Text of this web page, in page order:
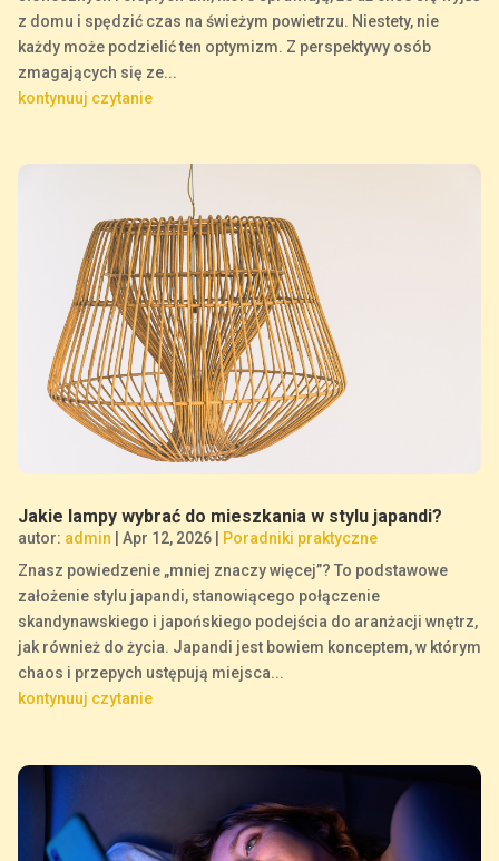
z domu i spędzić czas na świeżym powietrzu. Niestety, nie
każdy może podzielić ten optymizm. Z perspektywy osób
zmagających się ze...
kontynuuj czytanie
Jakie lampy wybrać do mieszkania w stylu japandi?
autor: admin Apr 12, 2026|
Poradniki praktyczne
Znasz powiedzenie „mniej znaczy więcej”? To podstawowe
założenie stylu japandi, stanowiącego połączenie
skandynawskiego i japońskiego podejścia do aranżacji wnętrz,
jak również do życia. Japandi jest bowiem konceptem, w którym
chaos i przepych ustępują miejsca...
kontynuuj czytanie